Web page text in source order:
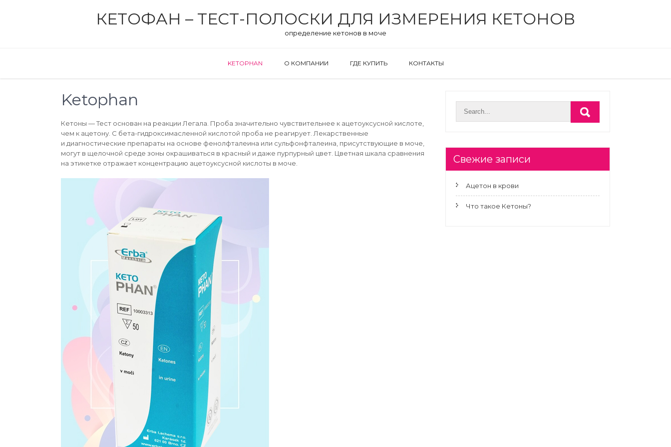
КЕТОФАН – ТЕСТ-ПОЛОСКИ ДЛЯ ИЗМЕРЕНИЯ КЕТОНОВ
определение кетонов в моче
KETOPHAN О КОМПАНИИ ГДЕ КУПИТЬ КОНТАКТЫ
Ketophan
Кетоны — Тест основан на реакции Легала. Проба значительно чувствительнее к ацетоуксусной кислоте,
чем к ацетону. С бета-гидроксимасленной кислотой проба не реагирует. Лекарственные
и диагностические препараты на основе фенолфталеина или сульфонфталеина, присутствующие в моче,
могут в щелочной среде зоны окрашиваться в красный и даже пурпурный цвет. Цветная шкала сравнения
на этикетке отражает концентрацию ацетоуксусной кислоты в моче.
Свежие записи
Ацетон в крови
Что такое Кетоны?